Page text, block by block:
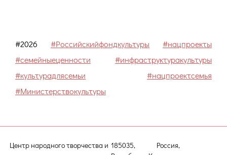
#2026 #Российскийфондкультуры
#нацпроекты
#семейныеценности
#инфраструктуракультуры
#культурадлясемьи
#нацпроектсемья
#Министерствокультуры
Центр народного творчества и 185035, Россия,